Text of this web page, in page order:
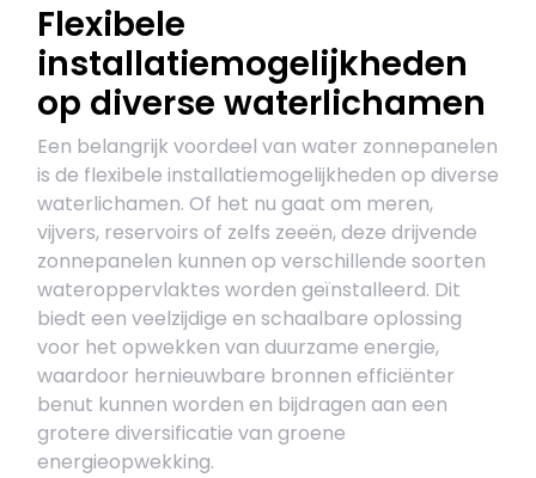
Flexibele
installatiemogelijkheden
op diverse waterlichamen
Een belangrijk voordeel van water zonnepanelen
is de flexibele installatiemogelijkheden op diverse
waterlichamen. Of het nu gaat om meren,
vijvers, reservoirs of zelfs zeeën, deze drijvende
zonnepanelen kunnen op verschillende soorten
wateroppervlaktes worden geïnstalleerd. Dit
biedt een veelzijdige en schaalbare oplossing
voor het opwekken van duurzame energie,
waardoor hernieuwbare bronnen efficiënter
benut kunnen worden en bijdragen aan een
grotere diversificatie van groene
energieopwekking.